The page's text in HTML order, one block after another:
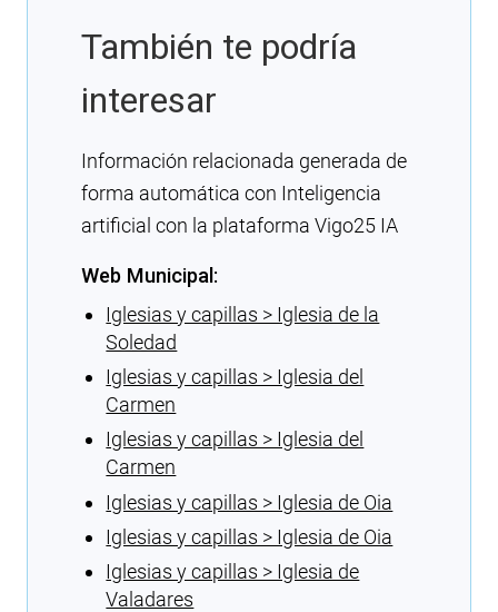
También te podría
interesar
Información relacionada generada de
forma automática con Inteligencia
artificial con la plataforma Vigo25 IA
Web Municipal:
Iglesias y capillas > Iglesia de la
Soledad
Iglesias y capillas > Iglesia del
Carmen
Iglesias y capillas > Iglesia del
Carmen
Iglesias y capillas > Iglesia de Oia
Iglesias y capillas > Iglesia de Oia
Iglesias y capillas > Iglesia de
Valadares